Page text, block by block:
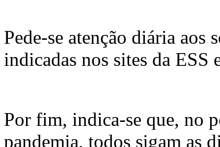
Pede-se atenção diária aos
indicadas nos sites da ESS
Por fim, indica-se que, no
pandemia, todos sigam as